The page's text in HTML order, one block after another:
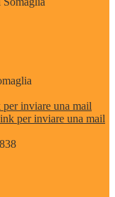
inviare una mail
per inviare una mail